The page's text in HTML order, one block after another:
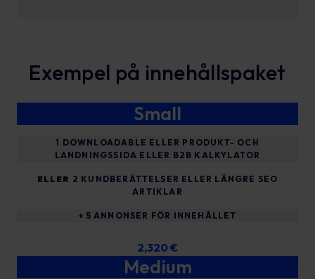
Exempel på innehållspaket
Small
1 DOWNLOADABLE ELLER PRODUKT- OCH
LANDNINGSSIDA ELLER B2B KALKYLATOR
ELLER 2 KUNDBERÄTTELSER ELLER LÄNGRE SEO
ARTIKLAR
+ 5 ANNONSER FÖR INNEHÅLLET
2,320 €
Medium